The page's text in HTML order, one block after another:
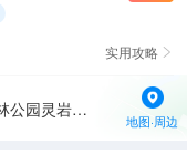
实用攻略 
温州市乐清市雁荡山白芙线旁雁荡山国家森林公园灵岩景区内
地图·周边